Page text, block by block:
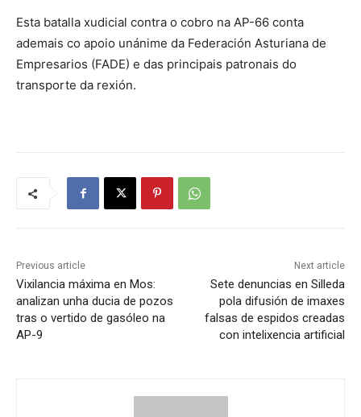
Esta batalla xudicial contra o cobro na AP-66 conta
ademais co apoio unánime da Federación Asturiana de
Empresarios (FADE) e das principais patronais do
transporte da rexión.
Previous article
Vixilancia máxima en Mos:
analizan unha ducia de pozos
tras o vertido de gasóleo na
AP-9
Next article
Sete denuncias en Silleda
pola difusión de imaxes
falsas de espidos creadas
con intelixencia artificial